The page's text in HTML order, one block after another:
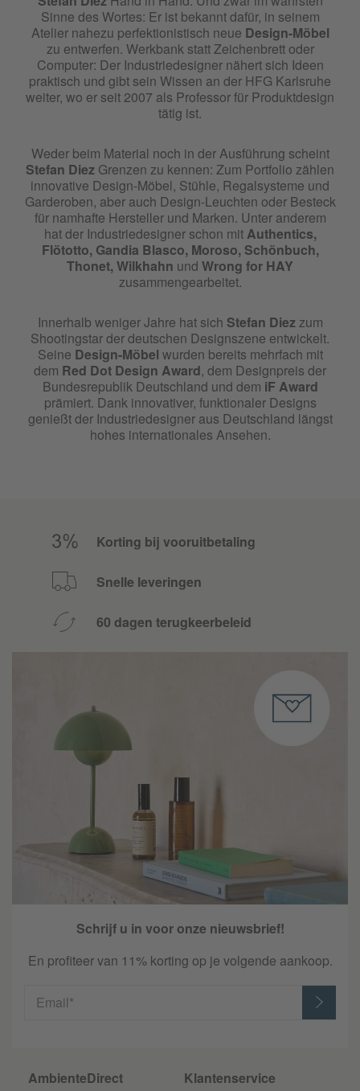
Sinne des Wortes: Er ist bekannt dafür, in seinem
Atelier nahezu perfektionistisch neue Design-Möbel
zu entwerfen. Werkbank statt Zeichenbrett oder
Computer: Der Industriedesigner nähert sich Ideen
praktisch und gibt sein Wissen an der HFG Karlsruhe
weiter, wo er seit 2007 als Professor für Produktdesign
tätig ist.
Weder beim Material noch in der Ausführung scheint
Stefan Diez Grenzen zu kennen: Zum Portfolio zählen
innovative Design-Möbel, Stühle, Regalsysteme und
Garderoben, aber auch Design-Leuchten oder Besteck
für namhafte Hersteller und Marken. Unter anderem
hat der Industriedesigner schon mit Authentics,
Flötotto, Gandia Blasco, Moroso, Schönbuch,
Thonet, Wilkhahn und Wrong for HAY
zusammengearbeitet.
Innerhalb weniger Jahre hat sich Stefan Diezzum
Shootingstar der deutschen Designszene entwickelt.
Seine Design-Möbel wurden bereits mehrfach mit
dem Red Dot Design Award, dem Designpreis der
Bundesrepublik Deutschland und dem iF Award
prämiert. Dank innovativer, funktionaler Designs
genießt der Industriedesigner aus Deutschland längst
hohes internationales Ansehen.
Korting bij vooruitbetaling
Snelle leveringen
60 dagen terugkeerbeleid
Schrijf u in voor onze nieuwsbrief!
En profiteer van 11% korting op je volgende aankoop.
Email*
AmbienteDirect
Klantenservice